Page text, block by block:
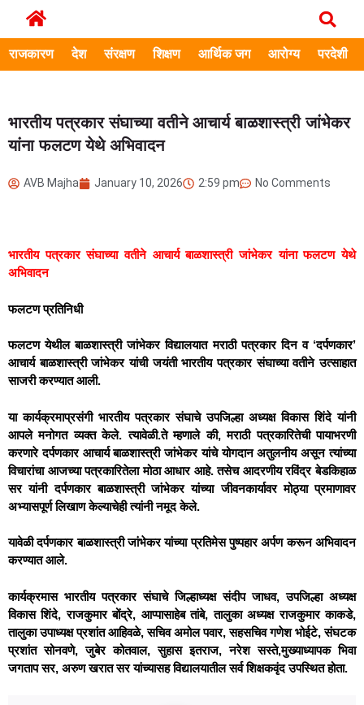
राजकारण देश संरक्षण शिक्षण आर्थिक जग आरोग्य परदेशी
भारतीय पत्रकार संघाच्या वतीने आचार्य बाळशास्त्री जांभेकर
यांना फलटण येथे अभिवादन
AVB Majha January 10, 2026 2:59 pm No Comments
भारतीय पत्रकार संघाच्या वतीने आचार्य बाळशास्त्री जांभेकर यांना फलटण येथे
अभिवादन
फलटण प्रतिनिधी
फलटण येथील बाळशास्त्री जांभेकर विद्यालयात मराठी पत्रकार दिन व ‘दर्पणकार’
आचार्य बाळशास्त्री जांभेकर यांची जयंती भारतीय पत्रकार संघाच्या वतीने उत्साहात
साजरी करण्यात आली.
या कार्यक्रमाप्रसंगी भारतीय पत्रकार संघाचे उपजिल्हा अध्यक्ष विकास शिंदे यांनी
आपले मनोगत व्यक्त केले. त्यावेळी.ते म्हणाले की, मराठी पत्रकारितेची पायाभरणी
करणारे दर्पणकार आचार्य बाळशास्त्री जांभेकर यांचे योगदान अतुलनीय असून त्यांच्या
विचारांचा आजच्या पत्रकारितेला मोठा आधार आहे. तसेच आदरणीय रविंद्र बेडकिहाळ
सर यांनी दर्पणकार बाळशास्त्री जांभेकर यांच्या जीवनकार्यावर मोठ्या प्रमाणावर
अभ्यासपूर्ण लिखाण केल्याचेही त्यांनी नमूद केले.
यावेळी दर्पणकार बाळशास्त्री जांभेकर यांच्या प्रतिमेस पुष्पहार अर्पण करून अभिवादन
करण्यात आले.
कार्यक्रमास भारतीय पत्रकार संघाचे जिल्हाध्यक्ष संदीप जाधव, उपजिल्हा अध्यक्ष
विकास शिंदे, राजकुमार बोंद्रे, आप्पासाहेब तांबे, तालुका अध्यक्ष राजकुमार काकडे,
तालुका उपाध्यक्ष प्रशांत आहिवळे, सचिव अमोल पवार, सहसचिव गणेश भोईटे, संघटक
प्रशांत सोनवणे, जुबेर कोतवाल, सुहास इतराज, नरेश सस्ते,मुख्याध्यापक भिवा
जगताप सर, अरुण खरात सर यांच्यासह विद्यालयातील सर्व शिक्षकवृंद उपस्थित होता.